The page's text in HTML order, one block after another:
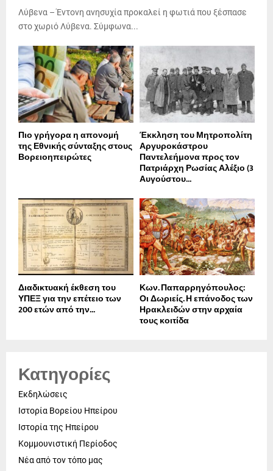
Λύβενα – Έντονη ανησυχία προκαλεί η φωτιά που ξέσπασε
στο χωριό Λύβενα. Σύμφωνα...
Πιο γρήγορα η απονοµή
της Εθνικής σύνταξης στους
Βορειοηπειρώτες
Έκκληση του Μητροπολίτη
Αργυροκάστρου
Παντελεήμονα προς τον
Πατριάρχη Ρωσίας Αλέξιο (3
Αυγούστου...
Διαδικτυακή έκθεση του
ΥΠΕΞ για την επέτειο των
200 ετών από την...
Κων. Παπαρρηγόπουλος:
Οι Δωριείς. Η επάνοδος των
Ηρακλειδών στην αρχαία
τους κοιτίδα
Κατηγορίες
Εκδηλώσεις
Ιστορία Βορείου Ηπείρου
Ιστορία της Ηπείρου
Κομμουνιστική Περίοδος
Νέα από τον τόπο μας